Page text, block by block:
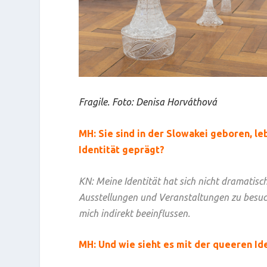
Fragile. Foto: Denisa Horváthová
MH: Sie sind in der Slowakei geboren,
Identität geprägt?
KN:Meine Identität hat sich nicht
Ausstellungen und Veranstaltungen zu
mich indirekt beeinflussen.
MH: Und wie sieht es mit der queeren